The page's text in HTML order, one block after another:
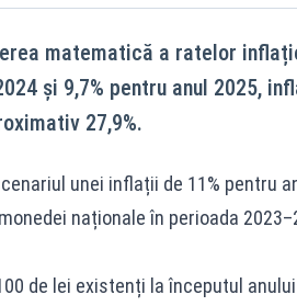
matematică a ratelor
și 9,7% pentru anul 2025,
27,9%.
unei inflații de 11% pentru
naționale în perioada
de lei existenți la începutul